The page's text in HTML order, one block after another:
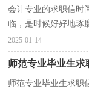
会计专业的求职信时
临，是时候好好地琢
信随便应付就可以喔
2025-01-14
师范专业毕业生求
师范专业毕业生求职